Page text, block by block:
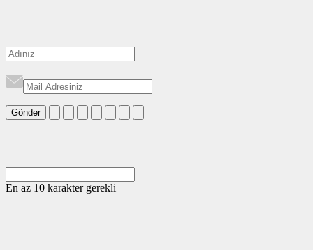
Gönder
En az 10 karakter gerekli